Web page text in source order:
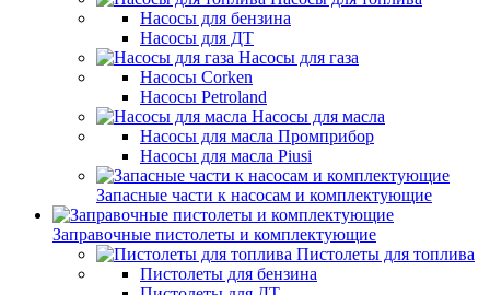
Насосы для бензина
Насосы для ДТ
Насосы для газа
Насосы Corken
Насосы Petroland
Насосы для масла
Насосы для масла Промприбор
Насосы для масла Piusi
Запасные части к насосам и комплектующие
Заправочные пистолеты и комплектующие
Пистолеты для топлива
Пистолеты для бензина